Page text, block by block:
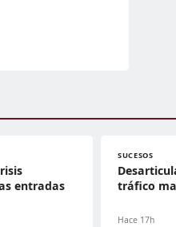
entradas
SUCESOS
tráfico
Hace 17h